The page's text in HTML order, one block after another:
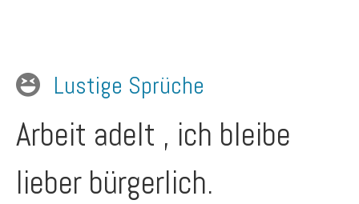
Lustige Sprüche
Arbeit adelt , ich bleibe
lieber bürgerlich.